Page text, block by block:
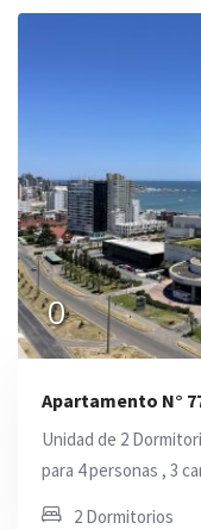
0
Apartamento N°
Unidad de 2
para 4 personas , 3
2 Dormitorios